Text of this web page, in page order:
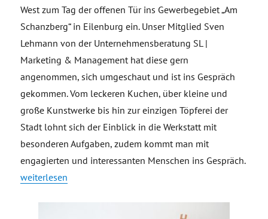
West zum Tag der offenen Tür ins Gewerbegebiet „Am
Schanzberg“ in Eilenburg ein. Unser Mitglied Sven
Lehmann von der Unternehmensberatung SL |
Marketing & Management hat diese gern
angenommen, sich umgeschaut und ist ins Gespräch
gekommen. Vom leckeren Kuchen, über kleine und
große Kunstwerke bis hin zur einzigen Töpferei der
Stadt lohnt sich der Einblick in die Werkstatt mit
besonderen Aufgaben, zudem kommt man mit
engagierten und interessanten Menschen ins Gespräch.
„TGVeb bei Tag der offenen Tür in der AWO Werkstatt
weiterlesen